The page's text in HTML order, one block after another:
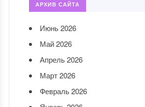
АРХИВ САЙТА
Июнь 2026
Май 2026
Апрель 2026
Март 2026
Февраль 2026